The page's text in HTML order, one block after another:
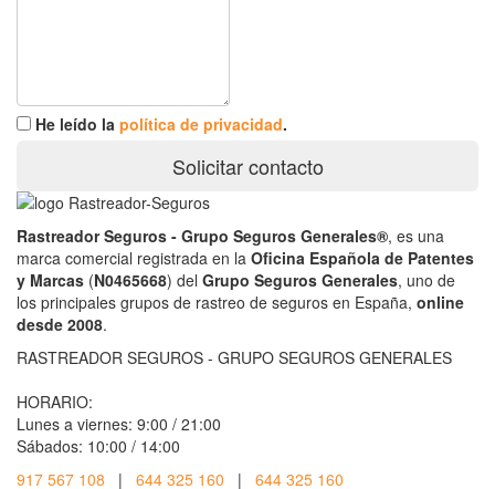
He leído la política de privacidad.
Solicitar contacto
Rastreador Seguros - Grupo Seguros Generales®, es una
marca comercial registrada en la Oficina Española de Patentes
y Marcas (N0465668) del Grupo Seguros Generales, uno de
los principales grupos de rastreo de seguros en España, online
desde 2008.
RASTREADOR SEGUROS - GRUPO SEGUROS GENERALES
HORARIO:
Lunes a viernes: 9:00 / 21:00
Sábados: 10:00 / 14:00
917 567 108 | 644 325 160 | 644 325 160